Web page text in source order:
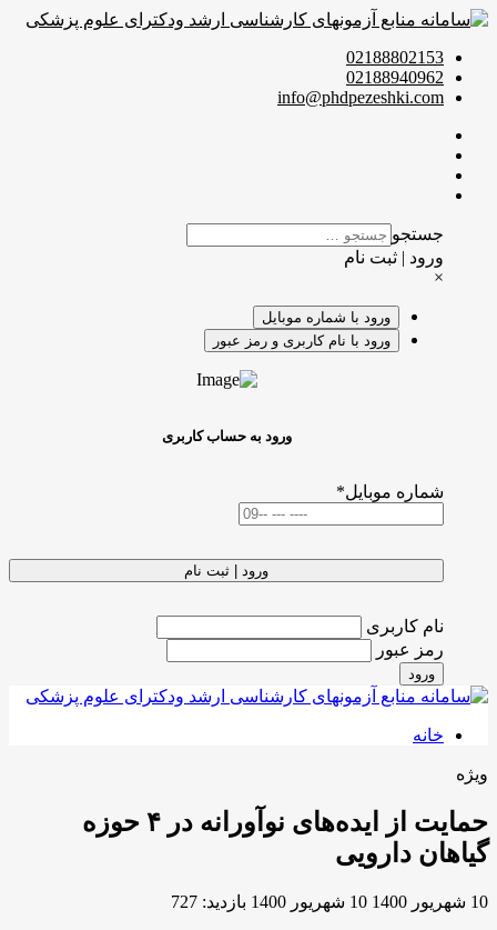
02188802153
02188940962
info@phdpezeshki.com
جستجو
ورود | ثبت نام
×
ورود با شماره موبایل
ورود با نام کاربری و رمز عبور
ورود به حساب کاربری
شماره موبایل*
ورود | ثبت نام
نام کاربری
رمز عبور
ورود
خانه
ویژه
حمایت از ایده‌های نوآورانه در ۴ حوزه
گیاهان دارویی
10 شهریور 1400 10 شهریور 1400 بازدید: 727